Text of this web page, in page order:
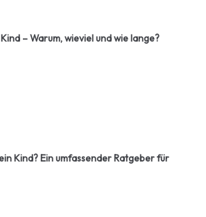
– Warum, wieviel und wie lange?
Kind? Ein umfassender Ratgeber für